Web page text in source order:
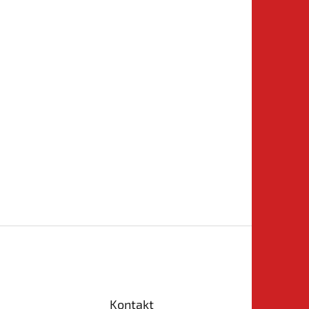
Kontakt